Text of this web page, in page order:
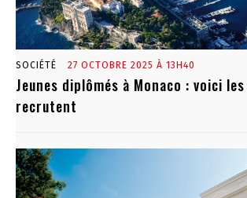
SOCIÉTÉ 27 OCTOBRE 2025 À 13H40
Jeunes diplômés à Monaco : voici
recrutent